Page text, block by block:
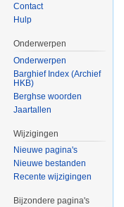
Contact
Hulp
Onderwerpen
Onderwerpen
Barghief Index (Archief
HKB)
Berghse woorden
Jaartallen
Wijzigingen
Nieuwe pagina's
Nieuwe bestanden
Recente wijzigingen
Bijzondere pagina's